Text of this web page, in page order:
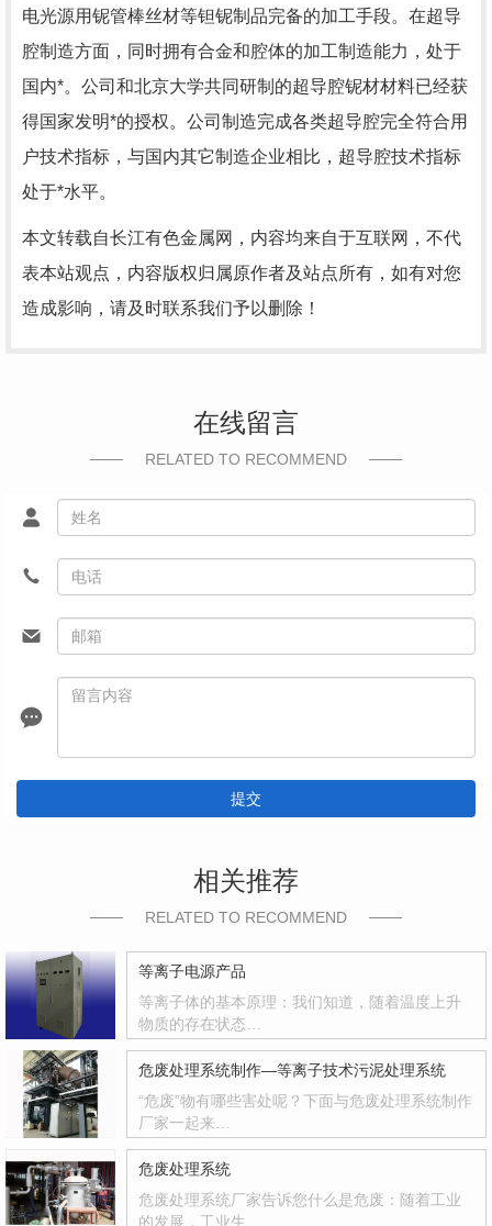
电光源用铌管棒丝材等钽铌制品完备的加工手段。在超导
腔制造方面，同时拥有合金和腔体的加工制造能力，处于
国内*。公司和北京大学共同研制的超导腔铌材材料已经获
得国家发明*的授权。公司制造完成各类超导腔完全符合用
户技术指标，与国内其它制造企业相比，超导腔技术指标
处于*水平。
本文转载自长江有色金属网，内容均来自于互联网，不代
表本站观点，内容版权归属原作者及站点所有，如有对您
造成影响，请及时联系我们予以删除！
在线留言
RELATED TO RECOMMEND
提交
相关推荐
RELATED TO RECOMMEND
等离子电源产品
等离子体的基本原理：我们知道，随着温度上升
物质的存在状态…
危废处理系统制作—等离子技术污泥处理系统
“危废”物有哪些害处呢？下面与危废处理系统制作
厂家一起来…
危废处理系统
危废处理系统厂家告诉您什么是危废：随着工业
的发展，工业生…